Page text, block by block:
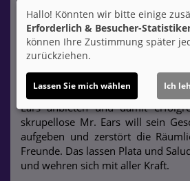
die beiden stürzen mitten im
begegnen sie Matto, der zu
Smaragdschürfern gehört, die
Salud wittern ihre Chance und
Geschäft, indem sie weitaus
Ears anbieten und damit
skrupellose Mr. Ears will sein
aufgeben und zerstört die
Freunde. Das lassen Plata und
und wehren sich mit aller Kraft.
Hallo! Könnten wir bitte einige
Erforderlich & Besucher-
können Ihre Zustimmung später
zurückziehen.
Lassen Sie mich wählen Ich